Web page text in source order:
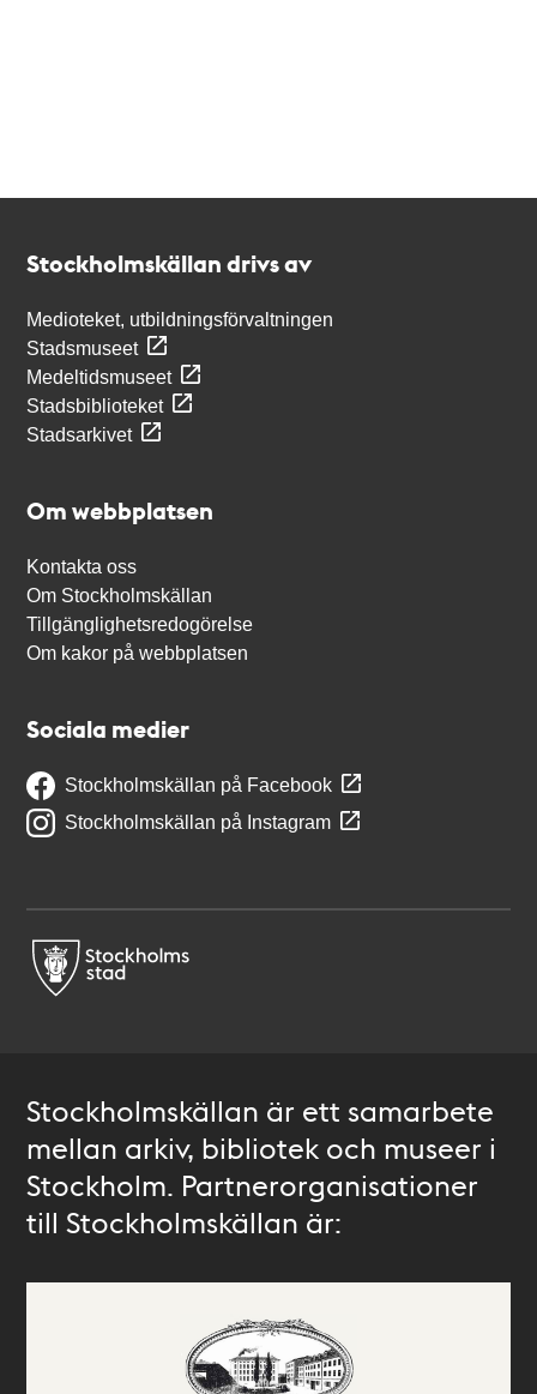
Stockholmskällan drivs av
Medioteket, utbildningsförvaltningen
Stadsmuseet
Medeltidsmuseet
Stadsbiblioteket
Stadsarkivet
Om webbplatsen
Kontakta oss
Om Stockholmskällan
Tillgänglighetsredogörelse
Om kakor på webbplatsen
Sociala medier
Stockholmskällan på Facebook
Stockholmskällan på Instagram
Stockholmskällan är ett samarbete
mellan arkiv, bibliotek och museer i
Stockholm. Partnerorganisationer
till Stockholmskällan är: